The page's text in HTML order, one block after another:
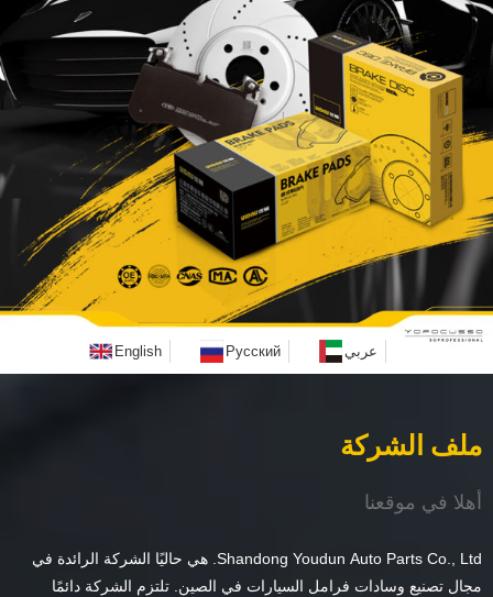
English Русский عربي
ملف الشركة
أهلا في موقعنا
Shandong Youdun Auto Parts Co., Ltd. هي حاليًا الشركة الرائدة في
مجال تصنيع وسادات فرامل السيارات في الصين. تلتزم الشركة دائمًا